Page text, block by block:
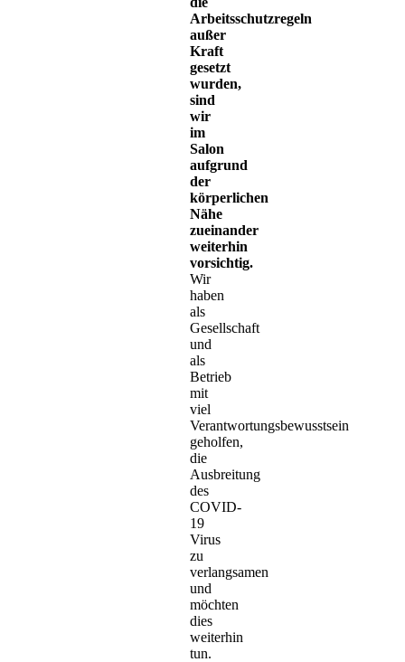
Arbeitsschutzregeln
außer
Kraft
gesetzt
wurden,
sind
wir
im
Salon
aufgrund
der
körperlichen
Nähe
zueinander
weiterhin
vorsichtig.
Wir
haben
als
Gesellschaft
und
als
Betrieb
mit
viel
Verantwortungsbewusstsein
geholfen,
die
Ausbreitung
des
COVID-
19
Virus
zu
verlangsamen
und
möchten
dies
weiterhin
tun.